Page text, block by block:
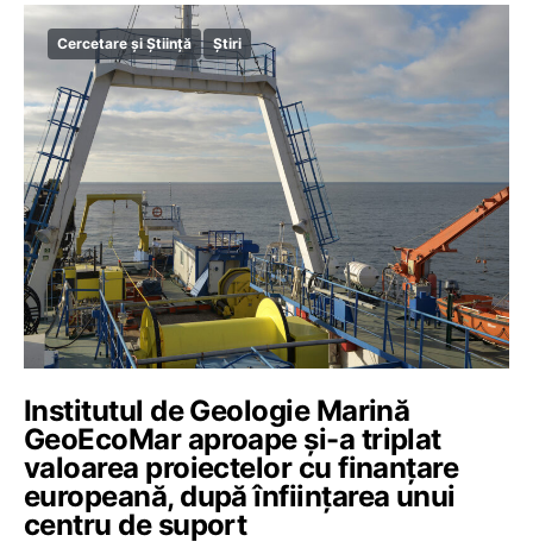
Cercetare și Știință Știri
Institutul de Geologie Marină
GeoEcoMar aproape și-a triplat
valoarea proiectelor cu finanțare
europeană, după înființarea unui
centru de suport